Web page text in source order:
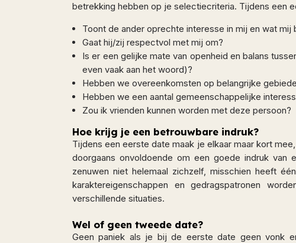
betrekking hebben op je selectiecriteria. Tijdens een
Toont de ander oprechte interesse in mij en wat mij
Gaat hij/zij respectvol met mij om?
Is er een gelijke mate van openheid en balans
even vaak aan het woord)?
Hebben we overeenkomsten op belangrijke
Hebben we een aantal gemeenschappelijke
Zou ik vrienden kunnen worden met deze persoon?
Hoe krijg je een betrouwbare indruk?
Tijdens een eerste date maak je elkaar maar kort
doorgaans onvoldoende om een goede indruk
zenuwen niet helemaal zichzelf, misschien heeft
karaktereigenschappen en gedragspatronen
verschillende situaties.
Wel of geen tweede date?
Geen paniek als je bij de eerste date geen vonk